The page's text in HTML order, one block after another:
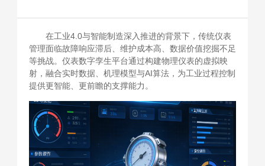
在工业4.0与智能制造深入推进的背景下，传统仪表
管理面临故障响应滞后、维护成本高、数据价值挖掘不足
等挑战。仪表数字孪生平台通过构建物理仪表的虚拟映
射，融合实时数据、机理模型与AI算法，为工业过程控制
提供更智能、更前瞻的支撑能力。